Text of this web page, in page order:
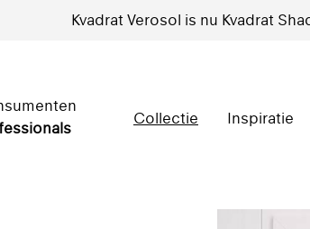
Kvadrat Verosol is nu Kvadrat
Collectie Inspiratie